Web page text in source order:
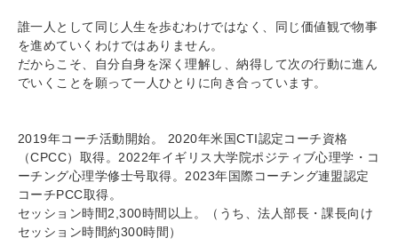
誰一人として同じ人生を歩むわけではなく、同じ価値観で物事
を進めていくわけではありません。
だからこそ、自分自身を深く理解し、納得して次の行動に進ん
でいくことを願って一人ひとりに向き合っています。
2019年コーチ活動開始。 2020年米国CTI認定コーチ資格
（CPCC）取得。2022年イギリス大学院ポジティブ心理学・コ
ーチング心理学修士号取得。2023年国際コーチング連盟認定
コーチPCC取得。
セッション時間2,300時間以上。（うち、法人部長・課長向け
セッション時間約300時間）